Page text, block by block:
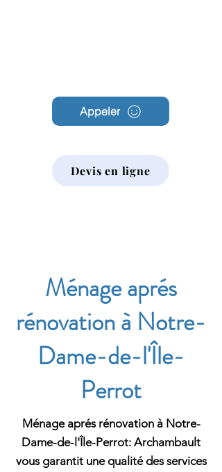
Appeler
Devis en ligne
Ménage aprés
rénovation à Notre-
Dame-de-l'Île-
Perrot
Ménage aprés rénovation à Notre-
Dame-de-l'Île-Perrot: Archambault
vous garantit une qualité des services